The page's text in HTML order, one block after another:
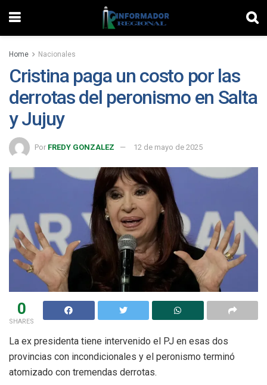
Home Nacionales
Cristina paga un costo por las
derrotas del peronismo en Salta
y Jujuy
Por FREDY GONZALEZ 12 de mayo de 2025
0
SHARES
La ex presidenta tiene intervenido el PJ en esas dos
provincias con incondicionales y el peronismo terminó
atomizado con tremendas derrotas.